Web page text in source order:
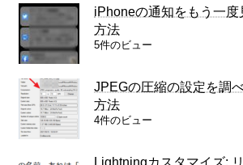
iPhoneの通知をもう一度
方法
5件のビュー
JPEGの圧縮の設定を調
方法
4件のビュー
Lightningカスタマイズ: